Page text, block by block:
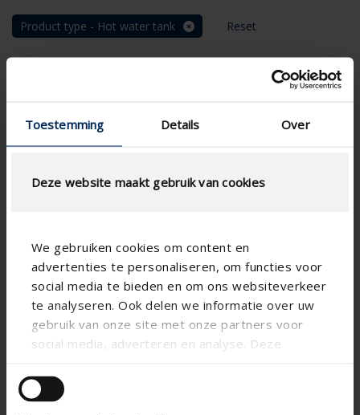
Toestemming Details Over
Deze website maakt gebruik van cookies
We gebruiken cookies om content en
advertenties te personaliseren, om functies voor
social media te bieden en om ons websiteverkeer
te analyseren. Ook delen we informatie over uw
gebruik van onze site met onze partners voor
social media, adverteren en analyse. Deze
andere informatie die u aan ze heeft verstrekt of
die ze hebben verzameld op basis van uw gebruik
Product type - Hot water tank Reset